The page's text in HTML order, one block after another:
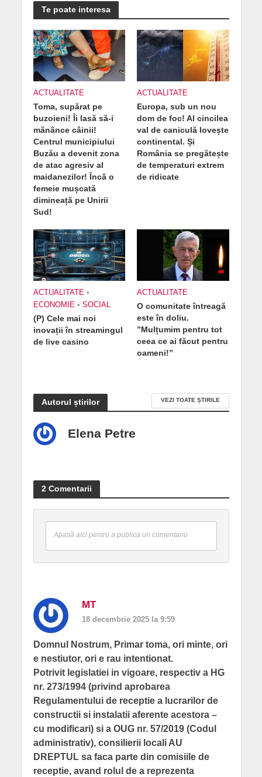
Te poate interesa
ACTUALITATE
Toma, supărat pe
buzoieni! Îi lasă să-i
mănânce câinii!
Centrul municipiului
Buzău a devenit zona
de atac agresiv al
maidanezilor! Încă o
femeie mușcată
dimineață pe Unirii
Sud!
ACTUALITATE
Europa, sub un nou
dom de foc! Al cincilea
val de caniculă lovește
continental. Și
România se pregătește
de temperaturi extrem
de ridicate
ACTUALITATE •
ECONOMIE • SOCIAL
(P) Cele mai noi
inovații în streamingul
de live casino
ACTUALITATE
O comunitate întreagă
este în doliu.
”Mulțumim pentru tot
ceea ce ai făcut pentru
oameni!”
Autorul știrilor VEZI TOATE ȘTIRILE
Elena Petre
2 Comentarii
Apasă aici pentru a publica un comentariu
MT
18 decembrie 2025 la 9:59
Domnul Nostrum, Primar toma, ori minte, ori
e nestiutor, ori e rau intentionat.
Potrivit legislatiei in vigoare, respectiv a HG
nr. 273/1994 (privind aprobarea
Regulamentului de receptie a lucrarilor de
constructii si instalatii aferente acestora –
cu modificari) si a OUG nr. 57/2019 (Codul
administrativ), consilierii locali AU
DREPTUL sa faca parte din comisiile de
receptie, avand rolul de a reprezenta